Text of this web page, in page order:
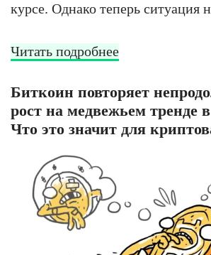
курсе. Однако теперь ситуация
Читать подробнее
Биткоин повторяет
рост на медвежьем тренде в
Что это значит для